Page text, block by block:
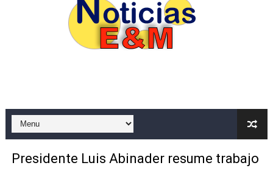
Osiris de León responde a Roberto Tineo y a Yeisy
DGPCF: 55 años sembrando desarrollo y
Ministerio de Defensa siembra esperanza y protege
Presidente Luis Abinader resume trabajo